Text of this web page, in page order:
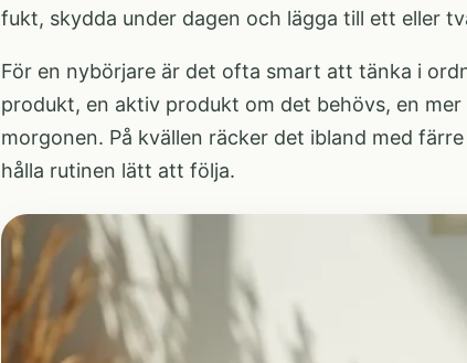
fukt, skydda under dagen och lägga till ett eller
För en nybörjare är det ofta smart att tänka i
produkt, en aktiv produkt om det behövs, en
morgonen. På kvällen räcker det ibland med
hålla rutinen lätt att följa.